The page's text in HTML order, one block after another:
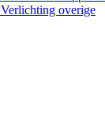
Verlichting overige